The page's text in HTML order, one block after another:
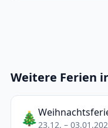
Weitere Ferien
🎄23.12. –